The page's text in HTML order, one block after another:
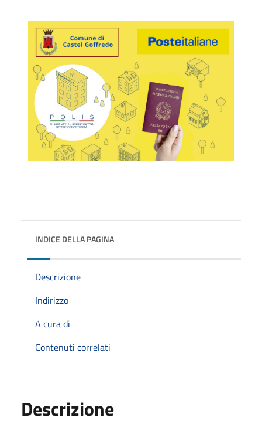
INDICE DELLA PAGINA
Descrizione
Indirizzo
A cura di
Contenuti correlati
Descrizione